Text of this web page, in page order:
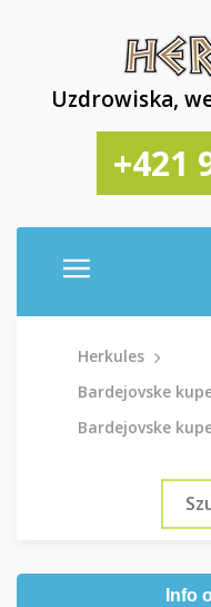
Uzdrowiska,
+421
Herkules
Bardejovske
Bardejovske
Info